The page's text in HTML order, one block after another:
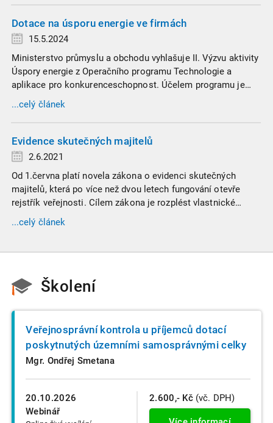
Dotace na úsporu energie ve firmách
15.5.2024
Ministerstvo průmyslu a obchodu vyhlašuje II. Výzvu aktivity
Úspory energie z Operačního programu Technologie a
aplikace pro konkurenceschopnost. Účelem programu je
podpora opatření přispívající k úspoře konečné spotřeby
energie, např. pořízení šetrnějších strojů, zateplení budov,
...celý článek
Evidence skutečných majitelů
2.6.2021
Od 1.června platí novela zákona o evidenci skutečných
majitelů, která po více než dvou letech fungování otevře
rejstřík veřejnosti. Cílem zákona je rozplést vlastnické
struktury českých společností.
...celý článek
Školení
20.10.2026
Webinář
Veřejnosprávní kontrola u příjemců dotací
poskytnutých územními samosprávnými celky
Mgr. Ondřej Smetana
2.600,- Kč (vč. DPH)